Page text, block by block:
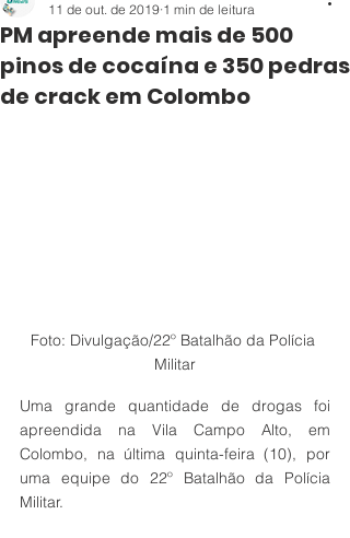
PM apreende mais de 500
pinos de cocaína e 350 pedras
de crack em Colombo
11 de out. de 2019 1 min de leitura
Foto: Divulgação/22º Batalhão da Polícia
Militar
Uma grande quantidade de drogas foi
apreendida na Vila Campo Alto, em
Colombo, na última quinta-feira (10), por
uma equipe do 22º Batalhão da Polícia
Militar.